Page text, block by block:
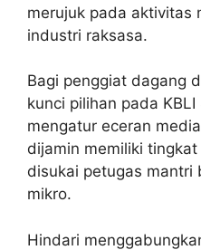
merujuk pada aktivitas
industri raksasa.
Bagi penggiat dagang
kunci pilihan pada
mengatur eceran
dijamin memiliki
disukai petugas mantri
mikro.
Hindari